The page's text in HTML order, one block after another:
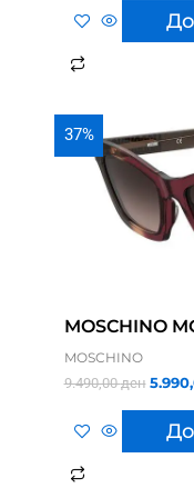
37%
MOSCHINO
MOSCHINO
9.490,00ден